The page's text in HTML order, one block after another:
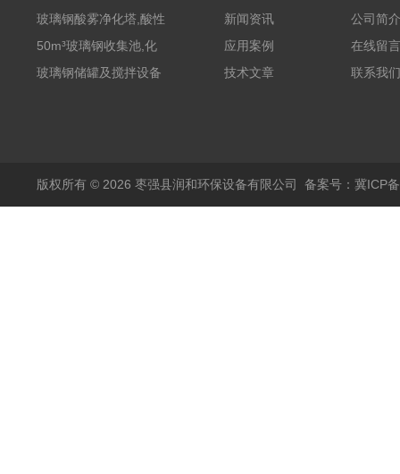
玻璃钢酸雾净化塔,酸性
废气洗涤塔处理工艺
50m³玻璃钢收集池,化
粪罐
玻璃钢储罐及搅拌设备
新闻资讯
应用案例
技术文章
公司简介
在线留言
联系我们
版权所有 © 2026 枣强县润和环保设备有限公司 备案号：冀ICP